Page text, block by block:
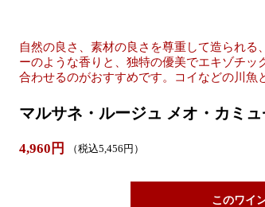
自然の良さ、素材の良さを尊重して造られる
ーのような香りと、独特の優美でエキゾチッ
合わせるのがおすすめです。コイなどの川魚
マルサネ・ルージュ メオ・カミ
4,960円 （税込5,456円）
このワイ